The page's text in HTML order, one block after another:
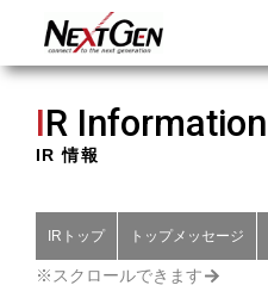
IR Information
IR 情報
IRトップ トップメッセージ